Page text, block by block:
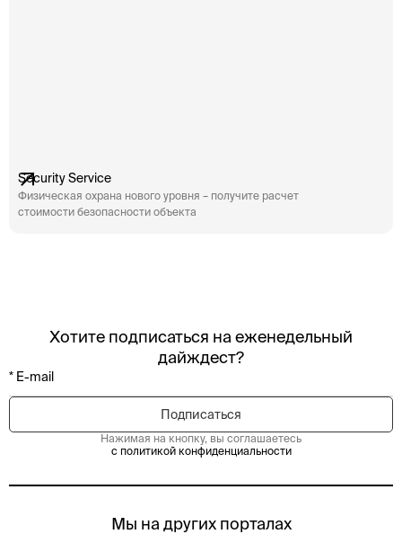
Security Service
Физическая охрана нового уровня – получите расчет
стоимости безопасности объекта
Хотите подписаться на еженедельный
дайждест?
Нажимая на кнопку, вы соглашаетесь
с политикой конфиденциальности
Мы на других порталах